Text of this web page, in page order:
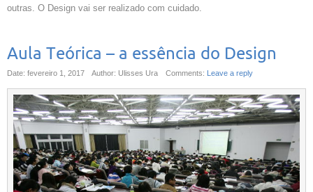
outras. O Design vai ser realizado com cuidado.
Aula Teórica – a essência do Design
Date: fevereiro 1, 2017 Author: Ulisses Ura Comments: Leave a reply